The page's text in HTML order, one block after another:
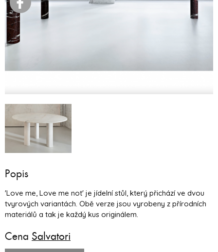
Popis
'Love me, Love me not' je jídelní stůl, který přichází ve dvou
tvyrových variantách. Obě verze jsou vyrobeny z přírodních
materiálů a tak je každý kus originálem.
Cena Salvatori